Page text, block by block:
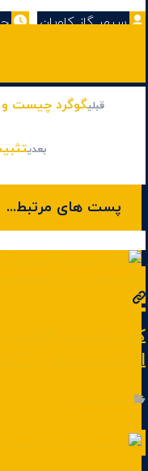
سپهر گاز کاویان
قبلیگوگرد چیست و
بعدی
پست های مرتبط...
ll| کالیبراسیون با گواهینامه معتبر